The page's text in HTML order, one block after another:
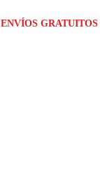
ENVÍOS GRATUITOS